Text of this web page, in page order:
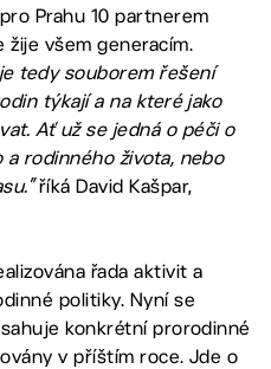
Prahu 10 partnerem
žije všem generacím.
tedy souborem řešení
týkají a na které jako
Ať už se jedná o péči o
a rodinného života, nebo
říká David Kašpar,
řada aktivit a
politiky. Nyní se
konkrétní prorodinné
v příštím roce. Jde o